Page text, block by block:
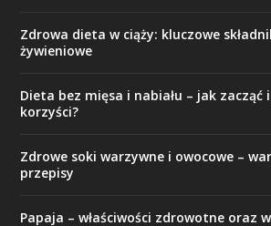
Zdrowa dieta w ciąży: kluczowe
żywieniowe
Dieta bez mięsa i nabiału – jak zacząć
korzyści?
Zdrowe soki warzywne i owocowe –
przepisy
Papaja – właściwości zdrowotne oraz